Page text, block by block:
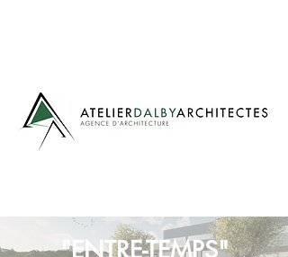
"ENTRE-TEMPS"